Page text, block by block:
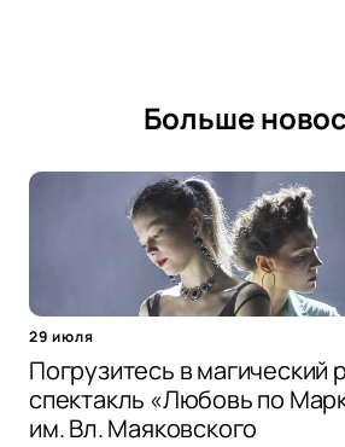
Больше
29 июля
Погрузитесь в магический
спектакль «Любовь по
им. Вл. Маяковского